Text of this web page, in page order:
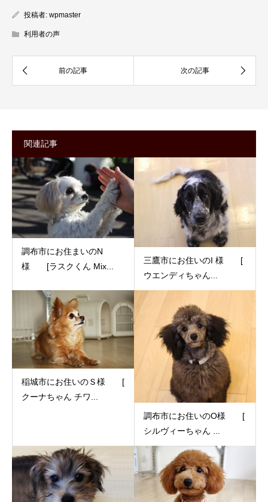
投稿者: wpmaster
利用者の声
関連記事
調布市にお住まいのN
様 [ラスクくん Mix...
三鷹市にお住いのI 様 [
ウエンディちゃん...
稲城市にお住いのＳ様 [
クーナちゃん チワ...
調布市にお住いのO様 [
シルヴィーちゃん ...